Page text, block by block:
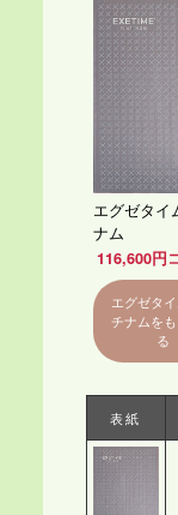
エグゼタイ
ナム
116,600円
エグゼタ
チナムを
る
表紙